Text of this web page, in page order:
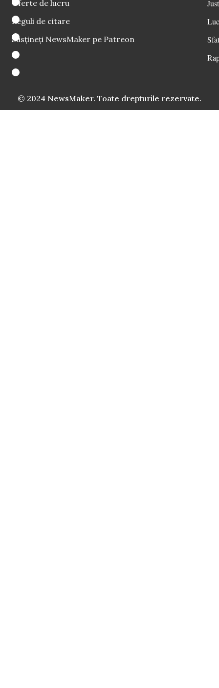
Oferte de lucru
Reguli de citare
Susțineți NewsMaker pe Patreon
© 2024 NewsMaker. Toate drepturile rezervate.